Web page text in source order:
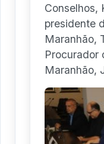
Conselhos,
presidente
Maranhão,
Procurador
Maranhão,